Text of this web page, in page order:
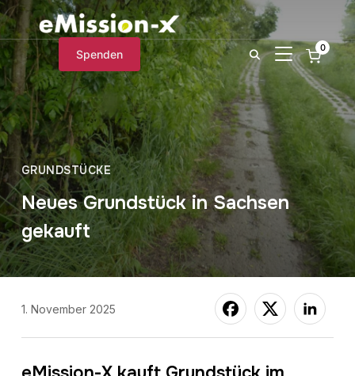
Spenden 0
GRUNDSTÜCKE
Neues Grundstück in Sachsen
gekauft
1. November 2025